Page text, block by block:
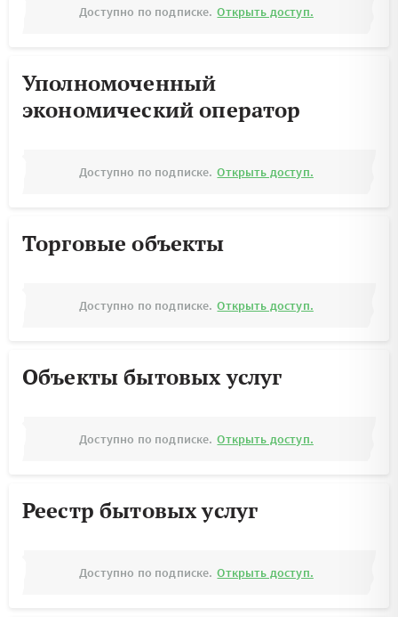
Доступно по подписке. Открыть доступ.
Уполномоченный
экономический оператор
Доступно по подписке. Открыть доступ.
Торговые объекты
Доступно по подписке. Открыть доступ.
Объекты бытовых услуг
Доступно по подписке. Открыть доступ.
Реестр бытовых услуг
Доступно по подписке. Открыть доступ.